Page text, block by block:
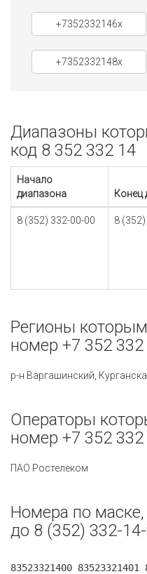
+7352332146x
+7352332148x
Диапазоны
код 8 352 332 14
Начало
диапазона
Конец
8 (352) 332-00-00 8
Регионы
номер +7 352
р-н Варгашинский,
Операторы
номер +7 352
ПАО Ростелеком
Номера по
до 8 (352) 332-
83523321400 83523321401